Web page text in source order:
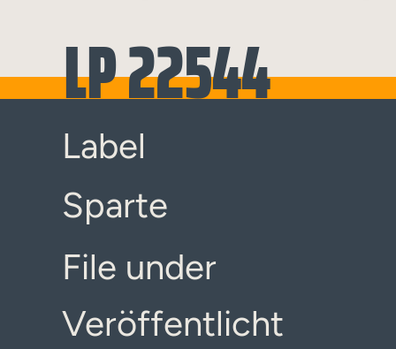
LP 22544
Label
Sparte
File under
Veröffentlicht